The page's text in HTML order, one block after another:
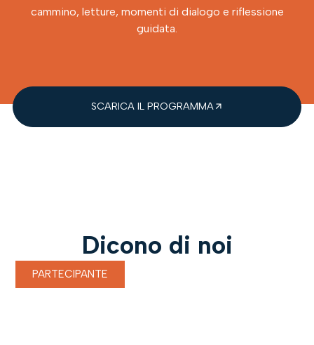
cammino, letture, momenti di dialogo e riflessione
guidata.
SCARICA IL PROGRAMMA
Dicono di noi
PARTECIPANTE